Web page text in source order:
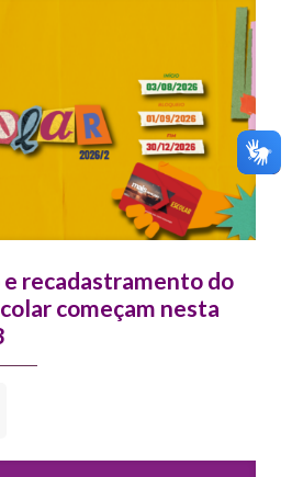
recadastramento do
começam nesta